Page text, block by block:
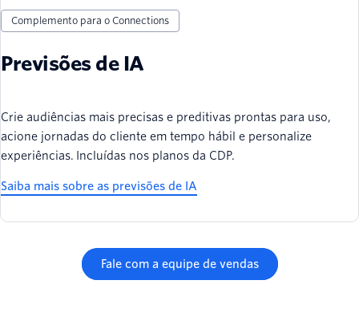
Complemento para o Connections
Previsões de IA
Crie audiências mais precisas e preditivas prontas para uso,
acione jornadas do cliente em tempo hábil e personalize
experiências. Incluídas nos planos da CDP.
Saiba mais sobre as previsões de IA
Fale com a equipe de vendas